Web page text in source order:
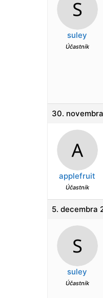
suley
Účastník
30.
applefruit
Účastník
5. decembra
suley
Účastník